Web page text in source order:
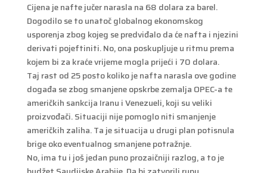
Cijena je nafte jučer narasla na 68 dolara za barel.
Dogodilo se to unatoč globalnog ekonomskog
usporenja zbog kojeg se predviđalo da će nafta i njezini
derivati pojeftiniti. No, ona poskupljuje u ritmu prema
kojem bi za kraće vrijeme mogla prijeći i 70 dolara.
Taj rast od 25 posto koliko je nafta narasla ove godine
događa se zbog smanjene opskrbe zemalja OPEC-a te
američkih sankcija Iranu i Venezueli, koji su veliki
proizvođači. Situaciji nije pomoglo niti smanjenje
američkih zaliha. Ta je situacija u drugi plan potisnula
brige oko eventualnog smanjene potražnje.
No, ima tu i još jedan puno prozaičniji razlog, a to je